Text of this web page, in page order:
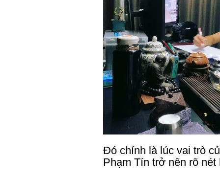
Đó chính là lúc vai trò
Phạm Tín trở nên rõ